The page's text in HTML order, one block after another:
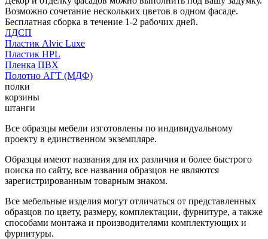
Возможно сочетание нескольких цветов в одном фасаде.
Бесплатная сборка в течение 1-2 рабочих дней.
ЛДСП
Пластик Alvic Luxe
Пластик HPL
Пленка ПВХ
Полотно АГТ (МДФ)
полки
корзины
штанги
Все образцы мебели изготовлены по индивидуальному
проекту в единственном экземпляре.
Образцы имеют названия для их различия и более быстрого
поиска по сайту, все названия образцов не являются
зарегистрированным товарным знаком.
Все мебельные изделия могут отличаться от представленных
образцов по цвету, размеру, комплектации, фурнитуре, а также
способами монтажа и производителями комплектующих и
фурнитуры.